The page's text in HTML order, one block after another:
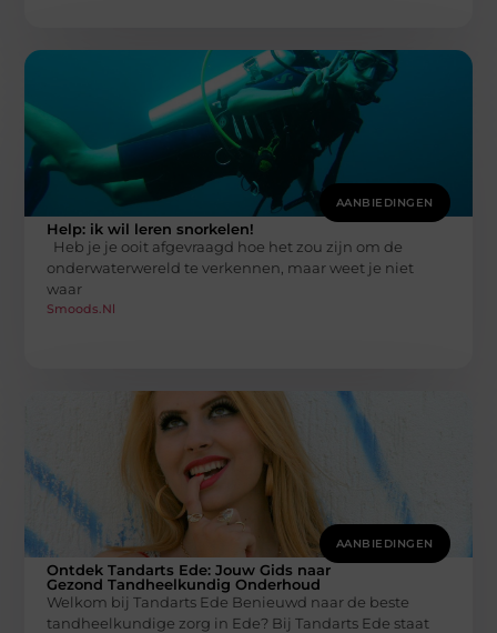
AANBIEDINGEN
Help: ik wil leren snorkelen!
Heb je je ooit afgevraagd hoe het zou zijn om de
onderwaterwereld te verkennen, maar weet je niet
waar
Smoods.nl
AANBIEDINGEN
Ontdek Tandarts Ede: Jouw Gids naar
Gezond Tandheelkundig Onderhoud
Welkom bij Tandarts Ede Benieuwd naar de beste
tandheelkundige zorg in Ede? Bij Tandarts Ede staat